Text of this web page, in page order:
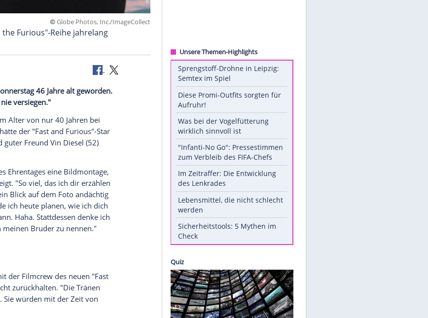
Globe Photos, Inc./ImageCollect
Fast and the Furious"-Reihe jahrelang
Donnerstag 46 Jahre alt geworden.
werden nie versiegen."
Walkerim Alter von nur 40 Jahren bei
hätte der "Fast and Furious"-Star
Star und guter Freund
(52)
des Ehrentages eine Bildmontage,
zeigt. "So viel, das ich dir erzählen
Unsere Themen-Highlights
Sprengstoff-Drohne in Leipzig:
Diese Promi-Outfits sorgten für
Aufruhr!
wirklich sinnvoll ist
"Infanti-No Go": Pressestimmen
zum Verbleib des FIFA-Chefs
Im Zeitraffer: Die Entwicklung
des Lenkrades